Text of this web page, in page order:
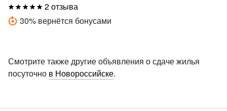
2 отзыва
30% вернётся бонусами
Смотрите также другие объявления о сдаче жилья
посуточно в Новороссийске.